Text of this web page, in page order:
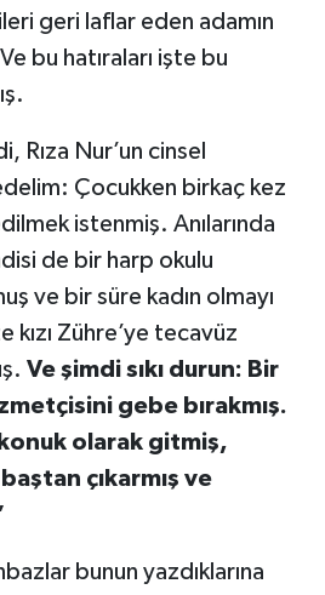
geri laflar eden adamın
bu hatıraları işte bu
Rıza Nur’un cinsel
Çocukken birkaç kez
istenmiş. Anılarında
de bir harp okulu
ve bir süre kadın olmayı
kızı Zühre’ye tecavüz
Ve şimdi sıkı durun: Bir
gebe bırakmış.
olarak gitmiş,
çıkarmış ve
bunun yazdıklarına